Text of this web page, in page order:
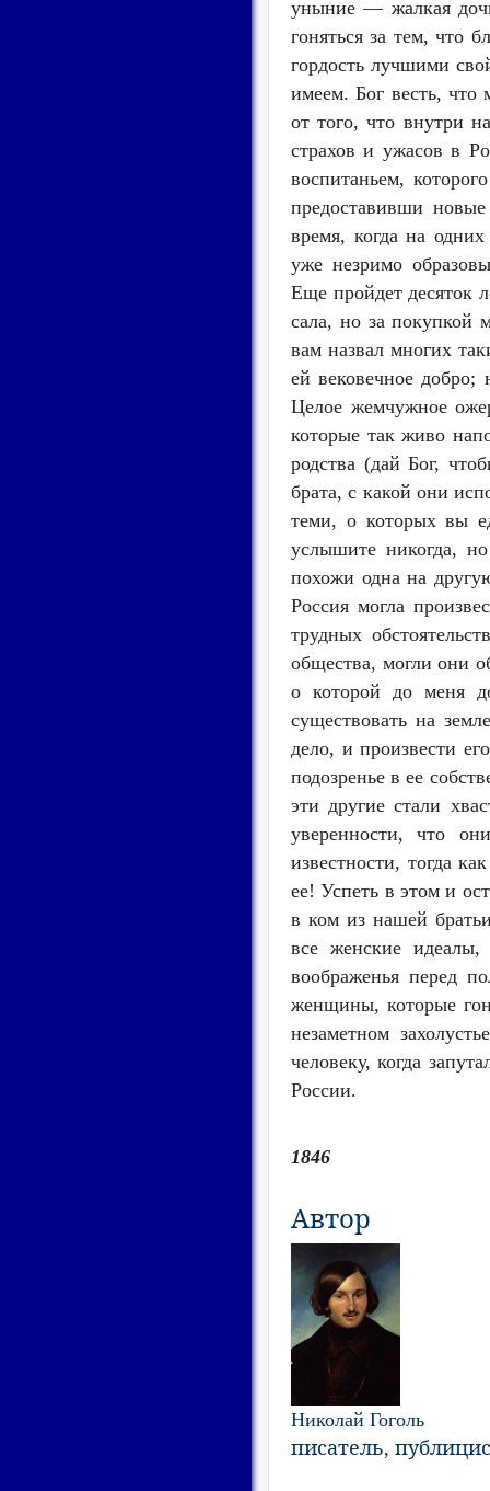
уныние — жалкая
гоняться за тем, что
гордость лучшими
имеем. Бог весть,
от того, что внутри
страхов и ужасов в
воспитаньем,
предоставивши
время, когда на
уже незримо
Еще пройдет десяток
сала, но за покупкой
вам назвал многих
ей вековечное
Целое жемчужное
которые так живо
родства (дай Бог,
брата, с какой они
теми, о которых вы
услышите никогда,
похожи одна на
Россия могла
трудных
общества, могли они
о которой до меня
существовать на
дело, и произвести
подозренье в ее
эти другие стали
уверенности, что
известности, тогда
ее! Успеть в этом и
в ком из нашей
все женские
воображенья перед
женщины, которые
незаметном
человеку, когда
России.
1846
Автор
Николай Гоголь
писатель,